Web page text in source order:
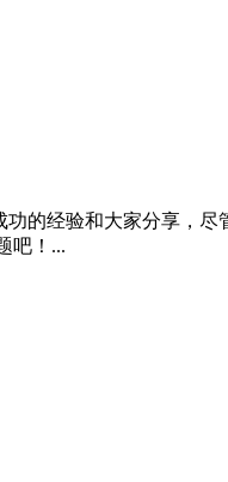
的经验和大家分享，尽
吧！...